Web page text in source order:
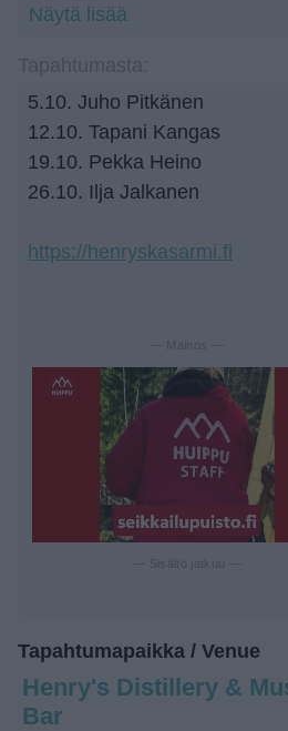
Näytä lisää
5.10. Juho Pitkänen
12.10. Tapani Kangas
19.10. Pekka Heino
26.10. Ilja Jalkanen
https://henryskasarmi.fi
— Mainos —
Tapahtumapaikka / Venue
Henry's Distillery &
Bar